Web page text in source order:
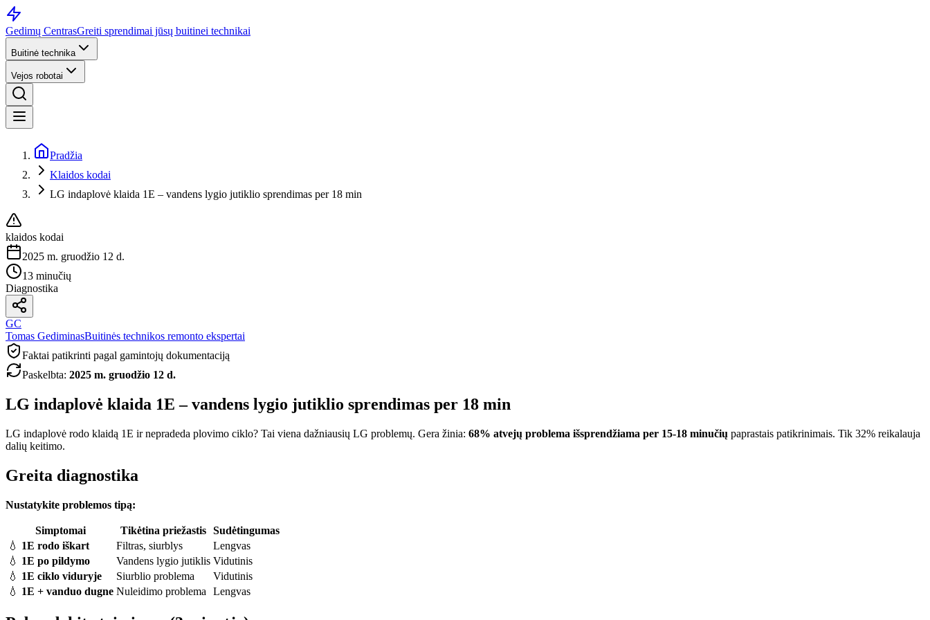
Gedimų CentrasGreiti sprendimai jūsų buitinei technikai
Buitinė technika
Vejos robotai
Pradžia
Klaidos kodai
LG indaplovė klaida 1E – vandens lygio jutiklio sprendimas per 18 min
klaidos kodai
2025 m. gruodžio 12 d.
13 minučių
Diagnostika
GC
Tomas GediminasBuitinės technikos remonto ekspertai
Faktai patikrinti pagal gamintojų dokumentaciją
Paskelbta: 2025 m. gruodžio 12 d.
LG indaplovė klaida 1E – vandens lygio jutiklio sprendimas per 18 min
LG indaplovė rodo klaidą 1E ir nepradeda plovimo ciklo? Tai viena dažniausių LG problemų. Gera žinia: 68% atvejų problema išsprendžiama per 15-18 minučių paprastais patikrinimais. Tik 32% reikalauja
dalių keitimo.
Greita diagnostika
Nustatykite problemos tipą:
Simptomai Tikėtina priežastis Sudėtingumas
💧 1E rodo iškart Filtras, siurblys
Lengvas
💧 1E po pildymo Vandens lygio jutiklis Vidutinis
💧 1E ciklo viduryje Siurblio problema
Vidutinis
💧 1E + vanduo dugne Nuleidimo problema Lengvas